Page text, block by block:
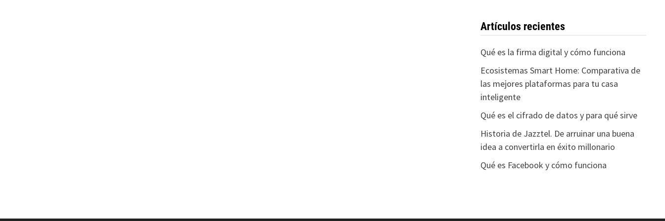
Artículos recientes
Qué es la firma digital y cómo funciona
Ecosistemas Smart Home: Comparativa de
las mejores plataformas para tu casa
inteligente
Qué es el cifrado de datos y para qué sirve
Historia de Jazztel. De arruinar una buena
idea a convertirla en éxito millonario
Qué es Facebook y cómo funciona